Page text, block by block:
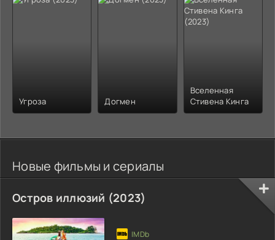
Угроза Догмен
Вселенная
Стивена Кинга
Новые фильмы и сериалы
Остров иллюзий (2023)